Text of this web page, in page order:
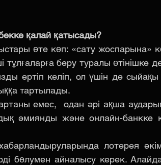
қалай қатысады?
өте көп: «сату жоспарына»
беру туралы өтінішке
ертіп келіп, ол үшін де
тартылады.
емес,  одан әрі ақша
әмиянды және онлайн-банкке
лотерея
бөлумен айналысу керек.